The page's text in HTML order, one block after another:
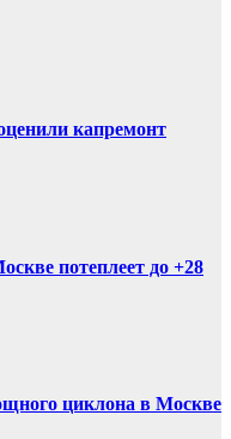
капремонт
потеплеет до +28
циклона в Москве